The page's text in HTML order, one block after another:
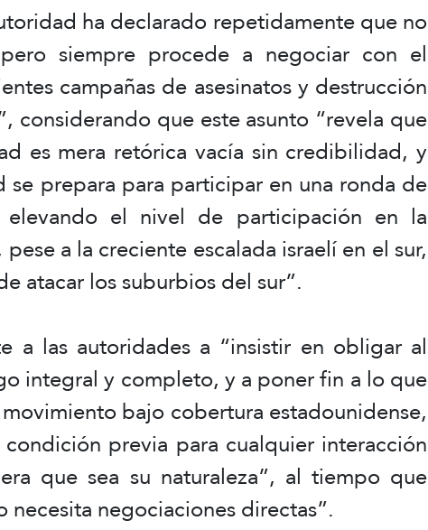
ha declarado repetidamente que no
siempre procede a negociar con el
campañas de asesinatos y destrucción
considerando que este asunto “revela que
es mera retórica vacía sin credibilidad, y
se prepara para participar en una ronda de
elevando el nivel de participación en la
a la creciente escalada israelí en el sur,
atacar los suburbios del sur”.
a las autoridades a “insistir en obligar al
integral y completo, y a poner fin a lo que
bajo cobertura estadounidense,
previa para cualquier interacción
que sea su naturaleza”, al tiempo que
negociaciones directas”.